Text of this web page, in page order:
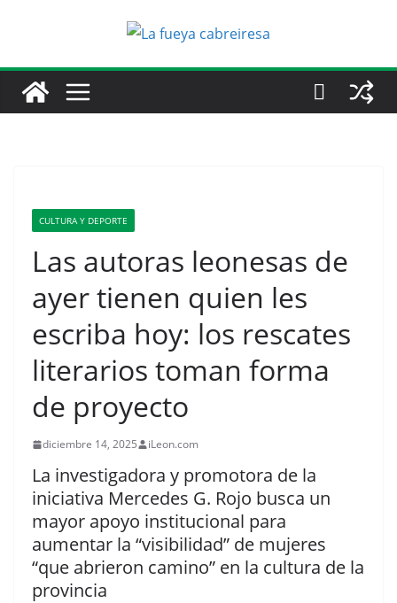
CULTURA Y DEPORTE
Las autoras leonesas de
ayer tienen quien les
escriba hoy: los rescates
literarios toman forma
de proyecto
diciembre 14, 2025 iLeon.com
La investigadora y promotora de la
iniciativa Mercedes G. Rojo busca un
mayor apoyo institucional para
aumentar la “visibilidad” de mujeres
“que abrieron camino” en la cultura de la
provincia